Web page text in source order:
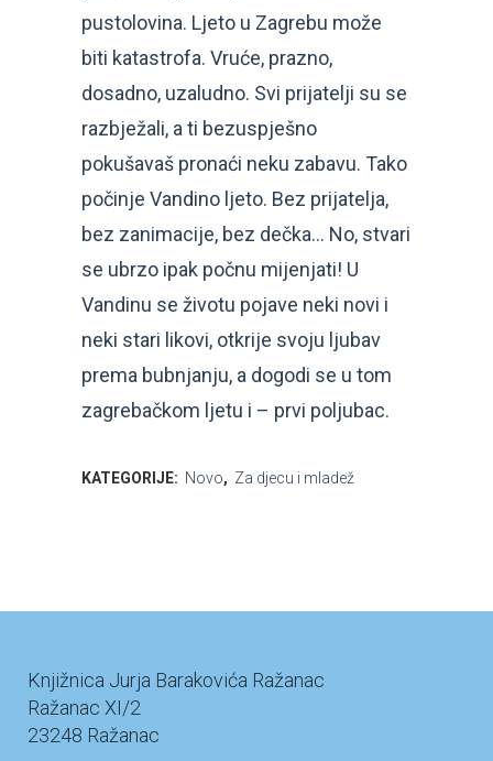
pustolovina. Ljeto u Zagrebu može
biti katastrofa. Vruće, prazno,
dosadno, uzaludno. Svi prijatelji su se
razbježali, a ti bezuspješno
pokušavaš pronaći neku zabavu. Tako
počinje Vandino ljeto. Bez prijatelja,
bez zanimacije, bez dečka… No, stvari
se ubrzo ipak počnu mijenjati! U
Vandinu se životu pojave neki novi i
neki stari likovi, otkrije svoju ljubav
prema bubnjanju, a dogodi se u tom
zagrebačkom ljetu i – prvi poljubac.
KATEGORIJE: Novo, Za djecu i mladež
Knjižnica Jurja Barakovića Ražanac
Ražanac XI/2
23248 Ražanac